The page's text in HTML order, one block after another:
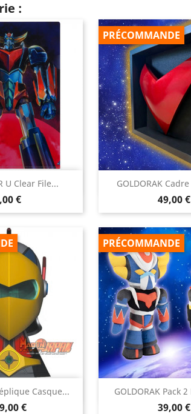
:
U Clear File...
€
rapide GOLDORAK
Prix
49,00 €
PRÉCOMMANDE
Aperçu
Casque...
€
rapide GOLDORAK Pack
Prix
39,00 €
PRÉCOMMANDE
Aperçu